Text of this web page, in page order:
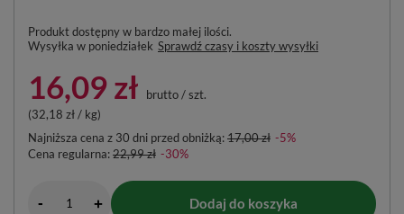
Produkt dostępny w bardzo małej ilości
Wysyłka w poniedziałek Sprawdź czasy i koszty wysyłki
16,09 zł brutto/szt.
(32,18 zł / kg)
Najniższa cena z 30 dni przed obniżką:17,00 zł -5%
Cena regularna:22,99 zł -30%
- + Dodaj do koszyka